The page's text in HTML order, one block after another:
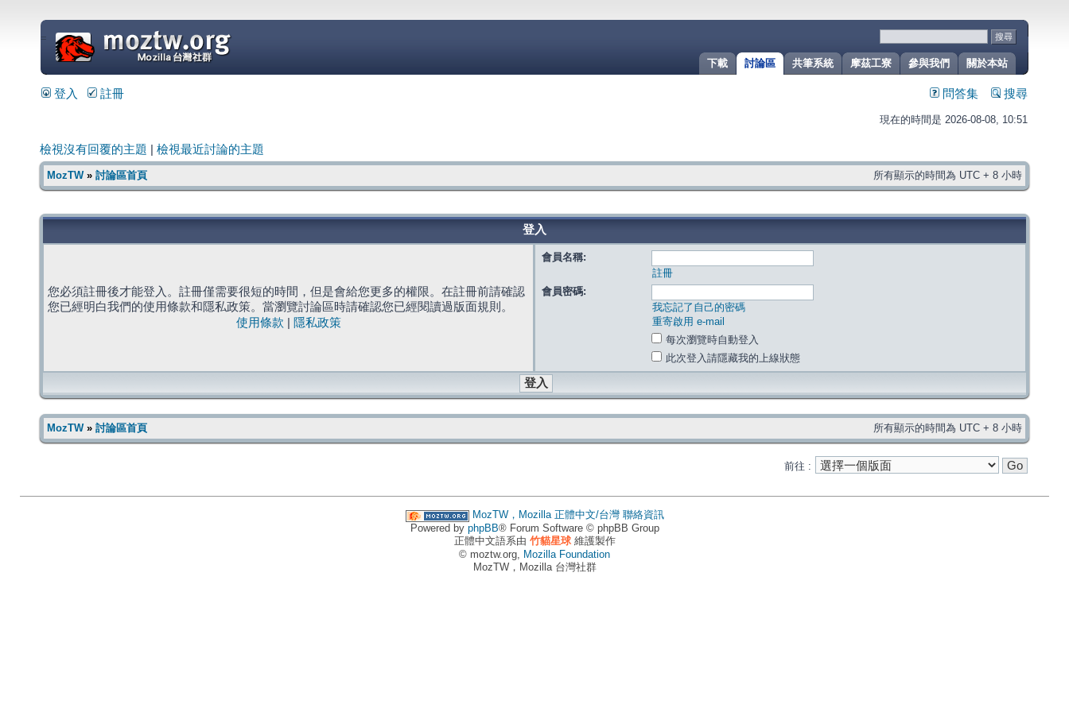
關於本站
參與我們
摩茲工寮
共筆系統
討論區
下載
=
登入 註冊 問答集 搜尋
現在的時間是 2026-08-08, 10:51
檢視沒有回覆的主題 檢視最近討論的主題
MozTW» 討論區首頁 所有顯示的時間為 UTC + 8 小時
登入
您必須註冊後才能登入。註冊僅需要很短的時間，但是會給您更多的權限。在註冊前請確認
您已經明白我們的使用條款和隱私政策。當瀏覽討論區時請確認您已經閱讀過版面規則。
使用條款
隱私政策
會員名稱:
註冊
會員密碼:
我忘記了自己的密碼
重寄啟用 e-mail
每次瀏覽時自動登入
此次登入請隱藏我的上線狀態
MozTW» 討論區首頁 所有顯示的時間為 UTC + 8 小時
前往 :
MozTW，Mozilla 正體中文/台灣 聯絡資訊
Powered by phpBB® Forum Software © phpBB Group
正體中文語系由 竹貓星球維護製作
© moztw.org, Mozilla Foundation
MozTW，Mozilla 台灣社群